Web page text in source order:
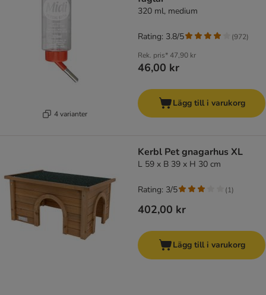
4 varianter
320 ml, medium
Rek. pris*47,90 kr
46,00 kr
Rating: 3.8/5 (972)
Lägg till i varukorg
Kerbl Pet gnagarhus XL
L 59 x B 39 x H 30 cm
402,00 kr
Rating: 3/5 (1)
Lägg till i varukorg